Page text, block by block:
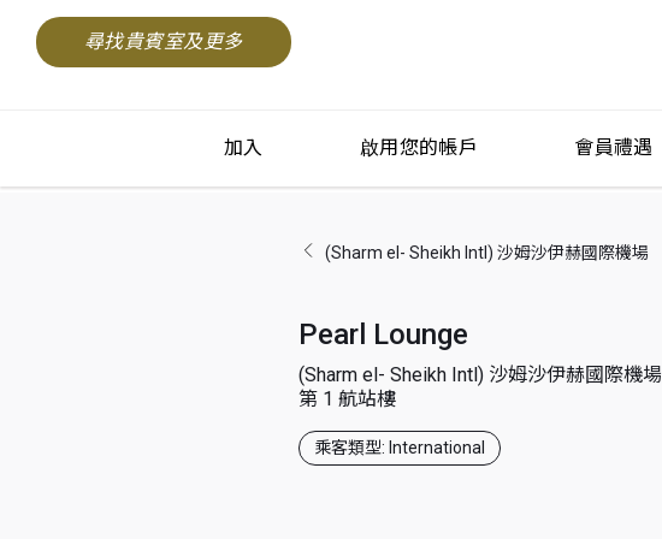
尋找貴賓室及更多
加入 啟用您的帳戶 會員禮遇
(Sharm el- Sheikh Intl) 沙姆沙伊赫國際機場
Pearl Lounge
(Sharm el- Sheikh Intl) 沙姆沙伊赫國際機場
第 1 航站樓
乘客類型: International